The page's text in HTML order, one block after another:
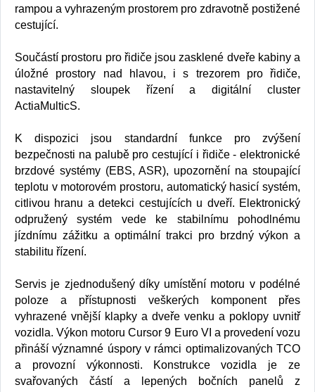
rampou a vyhrazeným prostorem pro zdravotně postižené
cestující.
Součástí prostoru pro řidiče jsou zasklené dveře kabiny a
úložné prostory nad hlavou, i s trezorem pro řidiče,
nastavitelný sloupek řízení a digitální cluster
ActiaMulticS.
K dispozici jsou standardní funkce pro zvýšení
bezpečnosti na palubě pro cestující i řidiče - elektronické
brzdové systémy (EBS, ASR), upozornění na stoupající
teplotu v motorovém prostoru, automatický hasicí systém,
citlivou hranu a detekci cestujících u dveří. Elektronický
odpružený systém vede ke stabilnímu pohodlnému
jízdnímu zážitku a optimální trakci pro brzdný výkon a
stabilitu řízení.
Servis je zjednodušený díky umístění motoru v podélné
poloze a přístupnosti veškerých komponent přes
vyhrazené vnější klapky a dveře venku a poklopy uvnitř
vozidla. Výkon motoru Cursor 9 Euro VI a provedení vozu
přináší významné úspory v rámci optimalizovaných TCO
a provozní výkonnosti. Konstrukce vozidla je ze
svařovaných částí a lepených bočních panelů z